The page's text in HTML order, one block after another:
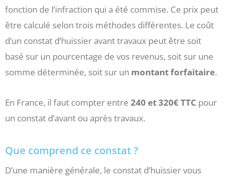
fonction de l’infraction qui a été commise. Ce prix peut
être calculé selon trois méthodes différentes. Le coût
d’un constat d’huissier avant travaux peut être soit
basé sur un pourcentage de vos revenus, soit sur une
somme déterminée, soit sur un montant forfaitaire.
En France, il faut compter entre 240 et 320€ TTC pour
un constat d’avant ou après travaux.
Que comprend ce constat ?
D’une manière générale, le constat d’huissier vous